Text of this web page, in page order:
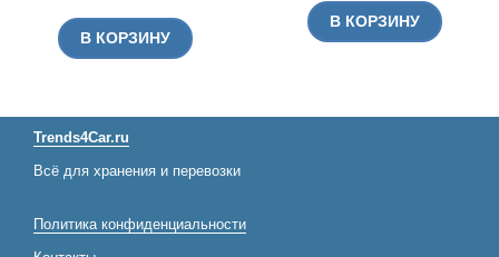
В КОРЗИНУ
В КОРЗИНУ
Trends4Car.ru
Всё для хранения и перевозки
Политика конфиденциальности